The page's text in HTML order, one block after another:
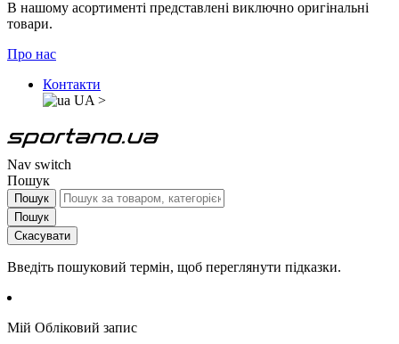
В нашому асортименті представлені виключно оригінальні
товари.
Про нас
Контакти
UA >
Nav switch
Пошук
Пошук
Пошук
Скасувати
Введіть пошуковий термін, щоб переглянути підказки.
Мій Обліковий запис